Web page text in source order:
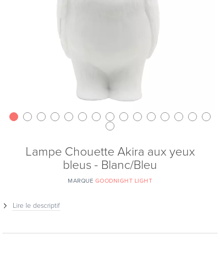
Lampe Chouette Akira aux yeux
bleus - Blanc/Bleu
MARQUE GOODNIGHT LIGHT
Lire le descriptif